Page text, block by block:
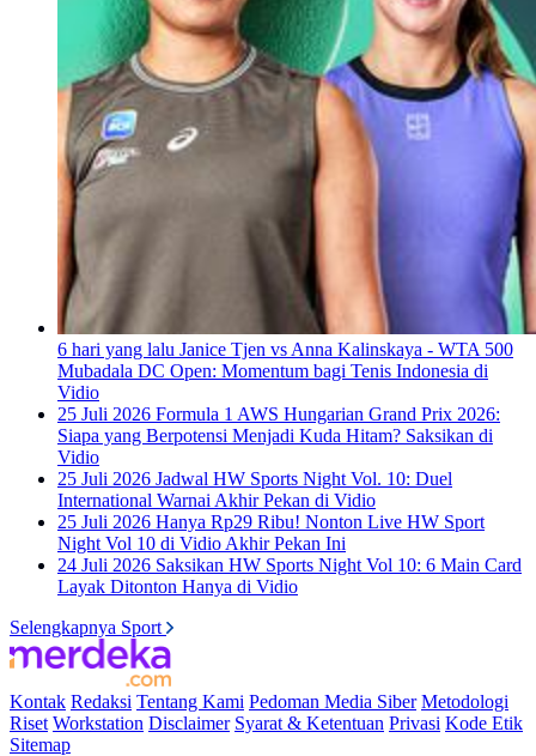
6 hari yang lalu Janice Tjen vs Anna Kalinskaya - WTA 500
Mubadala DC Open: Momentum bagi Tenis Indonesia di
Vidio
25 Juli 2026 Formula 1 AWS Hungarian Grand Prix 2026:
Siapa yang Berpotensi Menjadi Kuda Hitam? Saksikan di
Vidio
25 Juli 2026 Jadwal HW Sports Night Vol. 10: Duel
International Warnai Akhir Pekan di Vidio
25 Juli 2026 Hanya Rp29 Ribu! Nonton Live HW Sport
Night Vol 10 di Vidio Akhir Pekan Ini
24 Juli 2026 Saksikan HW Sports Night Vol 10: 6 Main Card
Layak Ditonton Hanya di Vidio
Selengkapnya Sport
Kontak Redaksi Tentang Kami Pedoman Media Siber Metodologi
Riset Workstation Disclaimer Syarat & Ketentuan Privasi Kode Etik
Sitemap